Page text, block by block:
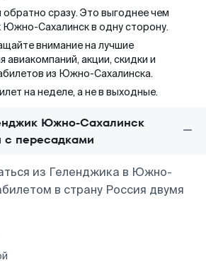
обратно сразу. Это выгоднее чем
Южно-Сахалинск в одну сторону.
внимание на лучшие
авиакомпаний, акции, скидки и
из Южно-Сахалинска.
на неделе, а не в выходные.
Южно-Сахалинск
с пересадками
из Геленджика в Южно-
в страну Россия двумя